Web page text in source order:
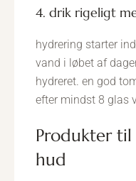
4. drik rigeligt
hydrering starter
vand i løbet af
hydreret. en god
efter mindst 8 glas
produkter til behandling af tør
hud